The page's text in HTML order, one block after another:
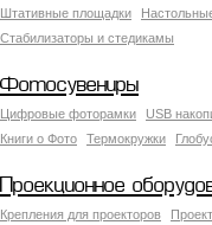
Штативные площадки
Стабилизаторы и стедикамы
Фотосувениры
Цифровые фоторамки USB
Книги о Фото
Термокружки
Проекционное
Крепления для проекторов